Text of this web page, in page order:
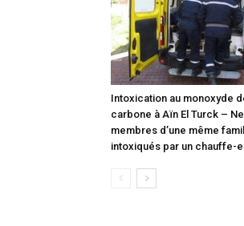
Intoxication au monoxyde
carbone à Aïn El Turck –
membres d’une même
intoxiqués par un chauffe-